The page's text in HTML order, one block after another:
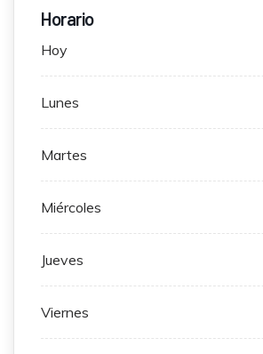
Horario
Hoy
Lunes
Martes
Miércoles
Jueves
Viernes